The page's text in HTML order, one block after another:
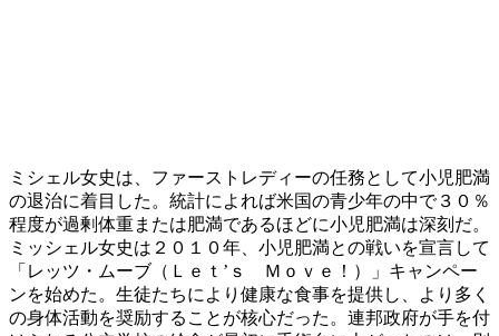
ミシェル女史は、ファーストレディーの任務として小児肥満
の退治に着目した。統計によれば米国の青少年の中で３０％
程度が過剰体重または肥満であるほどに小児肥満は深刻だ。
ミッシェル女史は２０１０年、小児肥満との戦いを宣言して
「レッツ・ムーブ（Ｌｅｔ’ｓ Ｍｏｖｅ！）」キャンペー
ンを始めた。生徒たちにより健康な食事を提供し、より多く
の身体活動を奨励することが核心だった。連邦政府が手を付